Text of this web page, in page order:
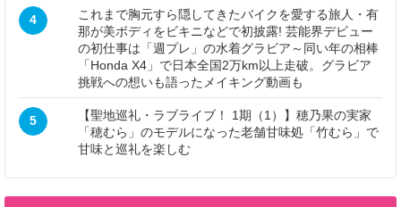
4
これまで胸元すら隠してきたバイクを愛する旅人・有
那が美ボディをビキニなどで初披露! 芸能界デビュー
の初仕事は「週プレ」の水着グラビア～同い年の相棒
「Honda X4」で日本全国2万km以上走破。グラビア
挑戦への想いも語ったメイキング動画も
5
【聖地巡礼・ラブライブ！ 1期（1）】穂乃果の実家
「穂むら」のモデルになった老舗甘味処「竹むら」で
甘味と巡礼を楽しむ